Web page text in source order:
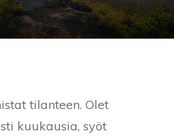
tilanteen. Olet
kuukausia, syöt